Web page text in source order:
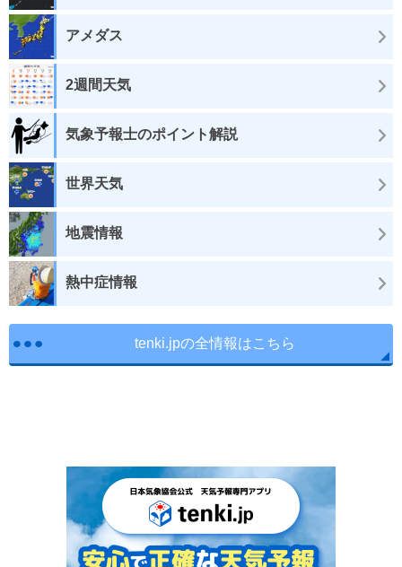
アメダス
2週間天気
気象予報士のポイント解説
世界天気
地震情報
熱中症情報
tenki.jpの全情報はこちら